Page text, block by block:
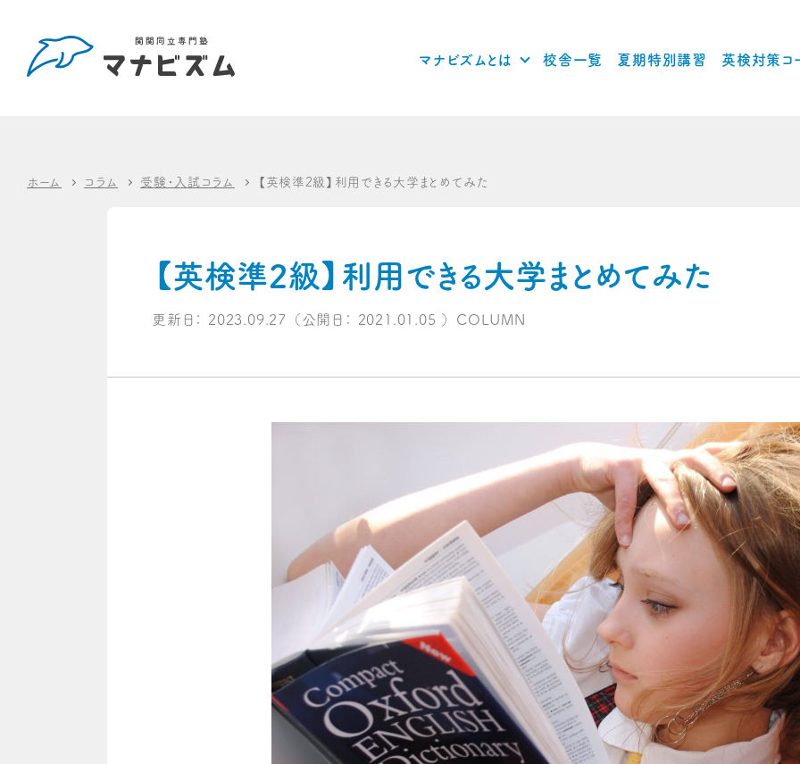
マナビズムとは 校舎一覧 夏期特別講習 英検対策コ
ホーム コラム 受験・入試コラム 【英検準2級】利用できる大学まとめてみた
【英検準2級】利用できる大学まとめてみた
更新日： 2023.09.27 （公開日： 2021.01.05 ） COLUMN